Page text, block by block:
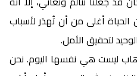
الحياة أغلى من أن تُهدَر لأسباب
لتحقيق الأمل.
ليست هي نفسها اليوم. نحن